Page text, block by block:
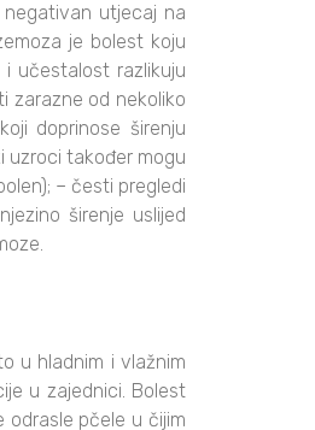
negativan utjecaj na
je bolest koju
učestalost razlikuju
zarazne od nekoliko
doprinose širenju
uzroci također mogu
– česti pregledi
širenje uslijed
u hladnim i vlažnim
u zajednici. Bolest
odrasle pčele u čijim